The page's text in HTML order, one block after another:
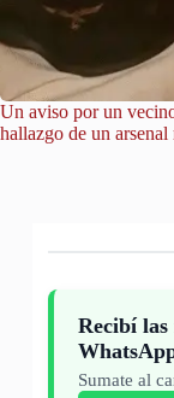
Un aviso por un
hallazgo de un
Recibí las
Sumate al